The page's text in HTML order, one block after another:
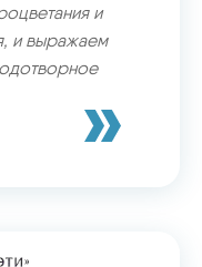
и
и выражаем